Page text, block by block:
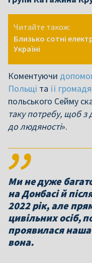
Читайте також:
Близько сотні
Україні
Коментуючи
Польщі та її
польського Сейму
таку потребу, щоб з
до людяності».
Ми не дуже
на Донбасі й
2022 рік, але
цивільних осіб,
проявилася
вона.